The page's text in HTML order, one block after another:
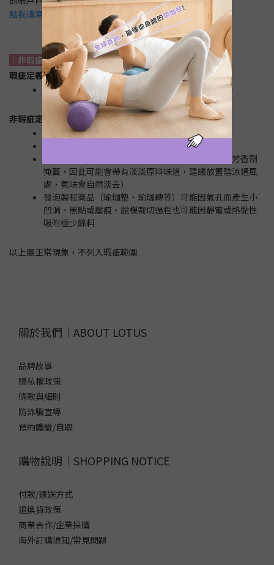
點我填寫退貨申請表單
｜非瑕疵認定｜
瑕疵定義：
商品嚴重破損、大片髒污..等，嚴重影響商品使用。
非瑕疵定義：
線頭、輕微脫線或勾針
測量公差、尺寸不合、不符預期、圖片色差
氣味（部分原料本身帶有天然氣味，我們不會添加芳香劑
掩蓋，因此可能會帶有淡淡原料味道，建議放置陰涼通風
處，氣味會自然淡去）
發泡製程商品（瑜珈墊、瑜珈磚等）可能因氣孔而產生小
凹洞、黑點或壓痕，脫模裁切過程也可能因靜電或熱黏性
吸附極少餘料
以上屬正常現象，不列入瑕疵範圍
關於我們｜ABOUT LOTUS
品牌故事
隱私權政策
條款與細則
防詐騙宣導
預約體驗/自取
購物說明｜SHOPPING NOTICE
付款/運送方式
退換貨政策
商業合作/企業採購
海外訂購須知/常見問題